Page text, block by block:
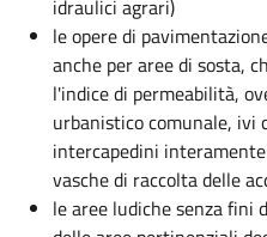
idraulici agrari)
le opere di
anche per aree di sosta,
l'indice di permeabilità,
urbanistico comunale, ivi
intercapedini
vasche di raccolta delle
le aree ludiche senza fini